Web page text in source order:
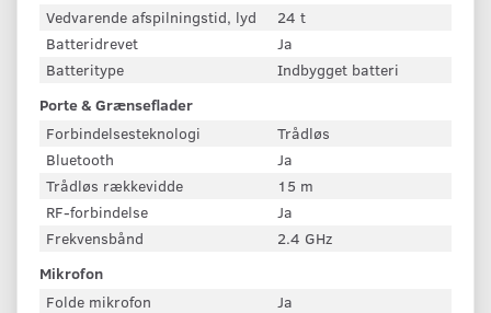
Vedvarende afspilningstid, lyd
24 t
Batteridrevet
Ja
Batteritype
Indbygget batteri
Porte & Grænseflader
Forbindelsesteknologi
Trådløs
Bluetooth
Ja
Trådløs rækkevidde
15 m
RF-forbindelse
Ja
Frekvensbånd
2.4 GHz
Mikrofon
Folde mikrofon
Ja